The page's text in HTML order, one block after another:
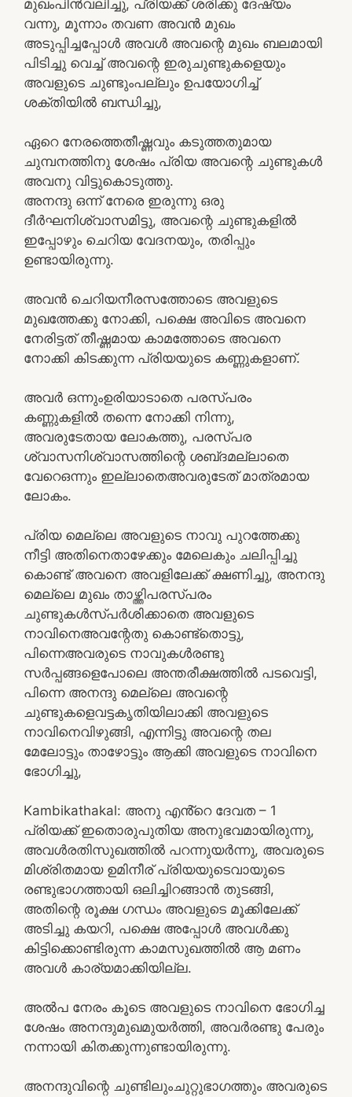
മുഖംപിൻവലിച്ചു, പ്രിയക്ക് ശരിക്കു ദേഷ്യം
വന്നു, മൂന്നാം തവണ അവൻ മുഖം
അടുപ്പിച്ചപ്പോൾ അവൾ അവന്റെ മുഖം ബലമായി
പിടിച്ചു വെച്ച് അവന്റെ ഇരുചുണ്ടുകളെയും
അവളുടെ ചുണ്ടുംപല്ലും ഉപയോഗിച്ച്
ശക്തിയിൽ ബന്ധിച്ചു,
ഏറെ നേരത്തെതീഷ്ണവും കടുത്തതുമായ
ചുമ്പനത്തിനു ശേഷം പ്രിയ അവന്റെ ചുണ്ടുകൾ
അവനു വിട്ടുകൊടുത്തു.
അനന്ദു ഒന്ന് നേരെ ഇരുന്നു ഒരു
ദീർഘനിശ്വാസമിട്ടു, അവന്റെ ചുണ്ടുകളിൽ
ഇപ്പോഴും ചെറിയ വേദനയും, തരിപ്പും
ഉണ്ടായിരുന്നു.
അവൻ ചെറിയനീരസത്തോടെ അവളുടെ
മുഖത്തേക്കു നോക്കി, പക്ഷെ അവിടെ അവനെ
നേരിട്ടത് തീഷ്ണമായ കാമത്തോടെ അവനെ
നോക്കി കിടക്കുന്ന പ്രിയയുടെ കണ്ണുകളാണ്.
അവർ ഒന്നുംഉരിയാടാതെ പരസ്പരം
കണ്ണുകളിൽ തന്നെ നോക്കി നിന്നു,
അവരുടേതായ ലോകത്തു, പരസ്പര
ശ്വാസനിശ്വാസത്തിന്റെ ശബ്‌ദമല്ലാതെ
വേറെഒന്നും ഇല്ലാതെഅവരുടേത് മാത്രമായ
ലോകം.
പ്രിയ മെല്ലെ അവളുടെ നാവു പുറത്തേക്കു
നീട്ടി അതിനെതാഴേക്കും മേലെകും ചലിപ്പിച്ചു
കൊണ്ട് അവനെ അവളിലേക്ക് ക്ഷണിച്ചു, അനന്ദു
മെല്ലെ മുഖം താഴ്ത്തിപരസ്പരം
ചുണ്ടുകൾസ്പർശിക്കാതെ അവളുടെ
നാവിനെഅവന്റേതു കൊണ്ട്തൊട്ടു,
പിന്നെഅവരുടെ നാവുകൾരണ്ടു
സർപ്പങ്ങളെപോലെ അന്തരീക്ഷത്തിൽ പടവെട്ടി,
പിന്നെ അനന്ദു മെല്ലെ അവന്റെ
ചുണ്ടുകളെവട്ടകൃതിയിലാക്കി അവളുടെ
നാവിനെവിഴുങ്ങി, എന്നിട്ടു അവന്റെ തല
മേലോട്ടും താഴോട്ടും ആക്കി അവളുടെ നാവിനെ
ഭോഗിച്ചു,
Kambikathakal: അനു എൻ്റെ ദേവത – 1
പ്രിയക്ക് ഇതൊരുപുതിയ അനുഭവമായിരുന്നു,
അവൾരതിസുഖത്തിൽ പറന്നുയർന്നു, അവരുടെ
മിശ്രിതമായ ഉമിനീര് പ്രിയയുടെവായുടെ
രണ്ടുഭാഗത്തായി ഒലിച്ചിറങ്ങാൻ തുടങ്ങി,
അതിന്റെ രൂക്ഷ ഗന്ധം അവളുടെ മൂക്കിലേക്ക്
അടിച്ചു കയറി, പക്ഷെ അപ്പോൾ അവൾക്കു
കിട്ടിക്കൊണ്ടിരുന്ന കാമസുഖത്തിൽ ആ മണം
അവൾ കാര്യമാക്കിയില്ല.
അൽപ നേരം കൂടെ അവളുടെ നാവിനെ ഭോഗിച്ച
ശേഷം അനന്ദുമുഖമുയർത്തി, അവർരണ്ടു പേരും
നന്നായി കിതക്കുന്നുണ്ടായിരുന്നു.
അനന്ദുവിന്റെ ചുണ്ടിലുംചുറ്റുഭാഗത്തും അവരുടെ